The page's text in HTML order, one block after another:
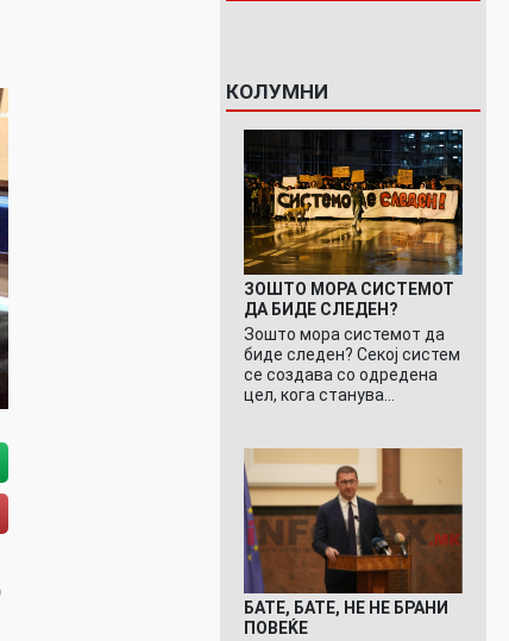
КОЛУМНИ
ЗОШТО МОРА СИСТЕМОТ
ДА БИДЕ СЛЕДЕН?
Зошто мора системот да
биде следен? Секој систем
се создава со одредена
цел, кога станува…
БАТЕ, БАТЕ, НЕ НЕ БРАНИ
ПОВЕЌЕ